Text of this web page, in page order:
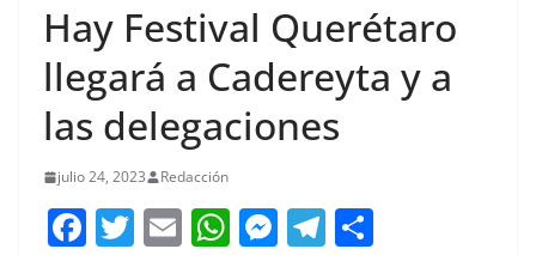
Hay Festival Querétaro
llegará a Cadereyta y a
las delegaciones
julio 24, 2023 Redacción
F T E W M T